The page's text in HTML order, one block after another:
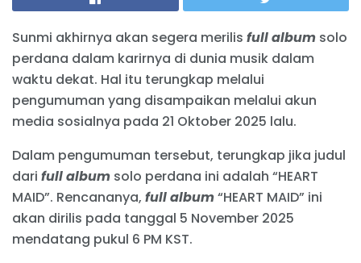
Sunmi akhirnya akan segera merilis full album solo
perdana dalam karirnya di dunia musik dalam
waktu dekat. Hal itu terungkap melalui
pengumuman yang disampaikan melalui akun
media sosialnya pada 21 Oktober 2025 lalu.
Dalam pengumuman tersebut, terungkap jika judul
dari full album solo perdana ini adalah “HEART
MAID”. Rencananya, full album“HEART MAID” ini
akan dirilis pada tanggal 5 November 2025
mendatang pukul 6 PM KST.